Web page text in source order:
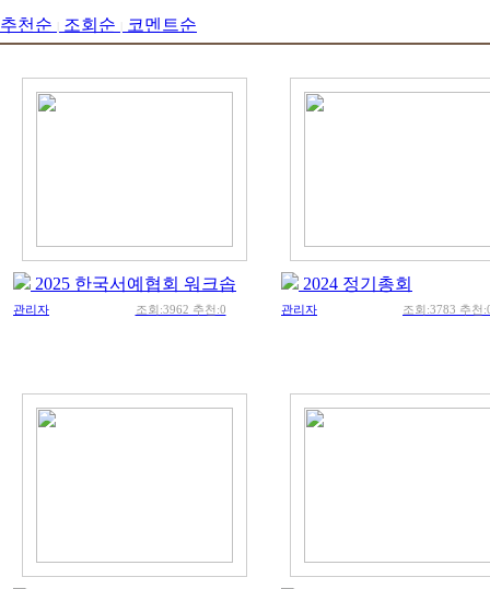
추천순 조회순 코멘트순
2025 한국서예협회 워크솝
관리자 조회:3962 추천:0
2024 정기총회
관리자 조회:3783 추천